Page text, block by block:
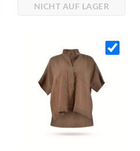
NICHT AUF LAGER